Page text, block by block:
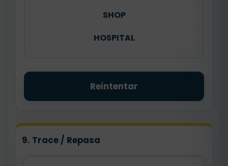
SHOP
HOSPITAL
Reintentar
9. Trace / Repasa